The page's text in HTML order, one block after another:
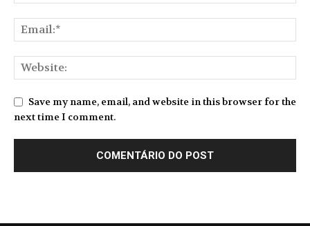
Save my name, email, and website in this browser for the
next time I comment.